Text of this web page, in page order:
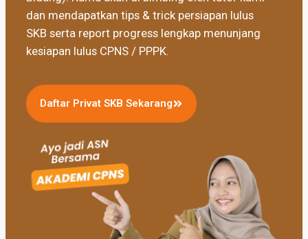
dan mendapatkan tips & trick persiapan lulus
SKB serta report progress lengkap menunjang
kesiapan lulus CPNS / PPPK.
Daftar Privat SKB Sekarang